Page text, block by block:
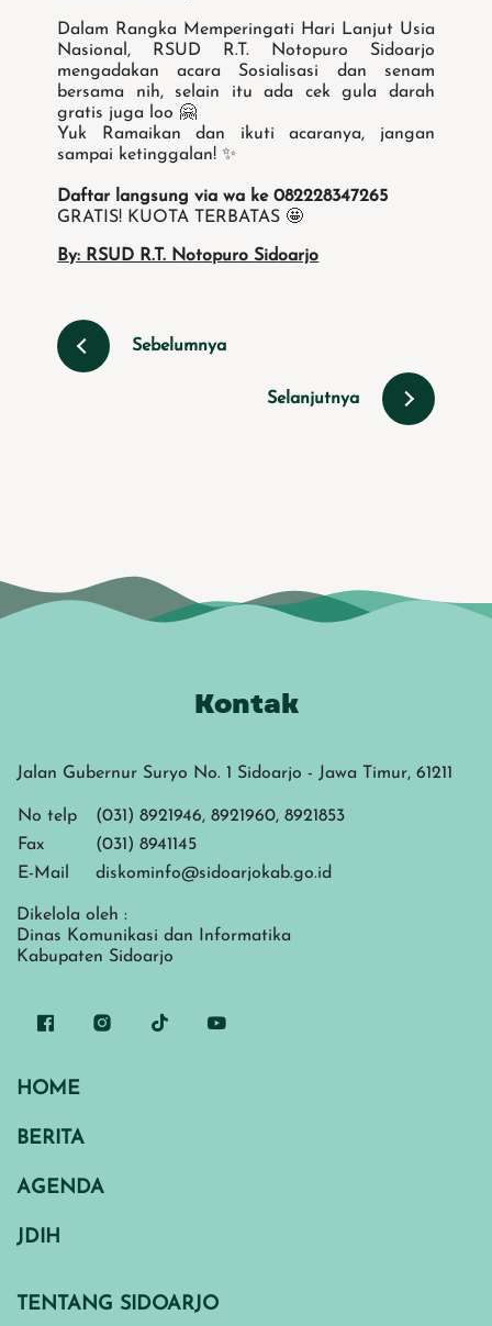
Dalam Rangka Memperingati Hari Lanjut Usia
Nasional, RSUD R.T. Notopuro Sidoarjo
mengadakan acara Sosialisasi dan senam
bersama nih, selain itu ada cek gula darah
gratis juga loo 🤗
Yuk Ramaikan dan ikuti acaranya, jangan
sampai ketinggalan!✨
Daftar langsung via wa ke 082228347265
GRATIS! KUOTA TERBATAS 🤩
By: RSUD R.T. Notopuro Sidoarjo
Sebelumnya
Selanjutnya
Kontak
Jalan Gubernur Suryo No. 1 Sidoarjo - Jawa Timur, 61211
No telp
(031) 8921946, 8921960, 8921853
Fax
(031) 8941145
E-Mail
diskominfo@sidoarjokab.go.id
Dikelola oleh :
Dinas Komunikasi dan Informatika
Kabupaten Sidoarjo
HOME
BERITA
AGENDA
JDIH
TENTANG SIDOARJO